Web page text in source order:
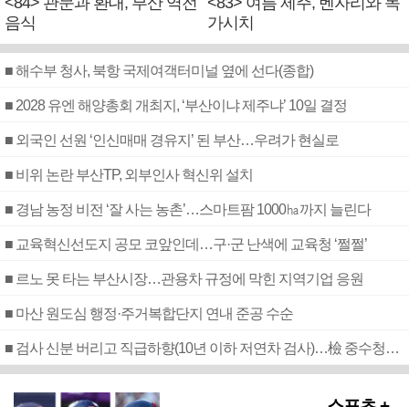
음식
가시치
■ 해수부 청사, 북항 국제여객터미널 옆에 선다(종합)
■ 2028 유엔 해양총회 개최지, ‘부산이냐 제주냐’ 10일 결정
■ 외국인 선원 ‘인신매매 경유지’ 된 부산…우려가 현실로
■ 비위 논란 부산TP, 외부인사 혁신위 설치
■ 경남 농정 비전 ‘잘 사는 농촌’…스마트팜 1000㏊까지 늘린다
■ 교육혁신선도지 공모 코앞인데…구·군 난색에 교육청 ‘쩔쩔’
■ 르노 못 타는 부산시장…관용차 규정에 막힌 지역기업 응원
■ 마산 원도심 행정·주거복합단지 연내 준공 수순
■ 검사 신분 버리고 직급하향(10년 이하 저연차 검사)…檢 중수청행 기피